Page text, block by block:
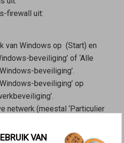
firewall uit:
van Windows op (Start) en
beveiliging’ of ‘Alle
beveiliging’.
beveiliging’ op
netwerk (meestal ‘Particulier
Defender Firewall uit.
VAN